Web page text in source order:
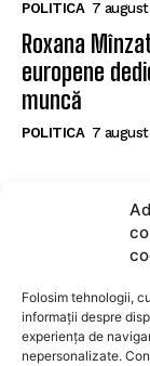
Folosim tehnologii,
informații despre
experiența de
nepersonalizate.
pentru tot ce
antreprenor
publice,
relevant, rapid
știri locale,
Pîslaru de la
Muncă
POLITICA 7